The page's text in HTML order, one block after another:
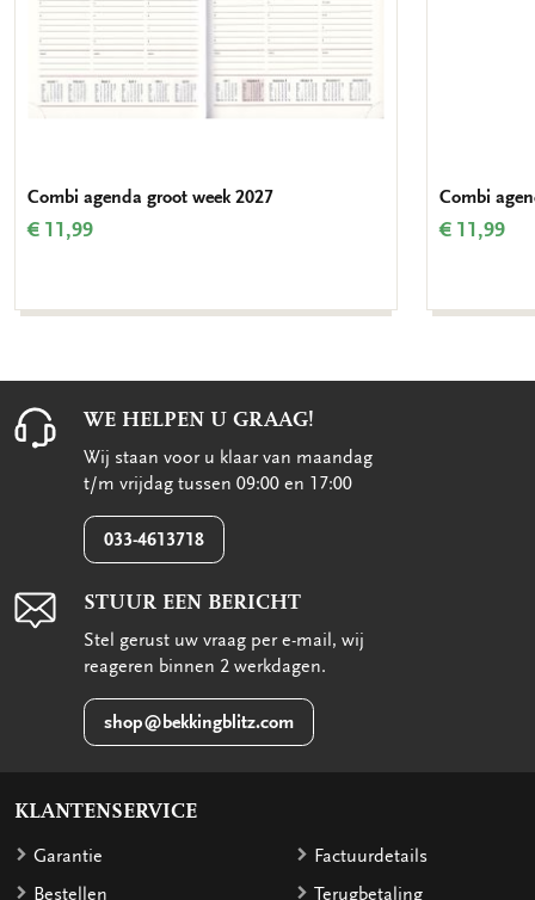
Combi agenda groot week 2027
€ 11,99
Combi
€ 11,99
WE HELPEN U GRAAG!
Wij staan voor u klaar van maandag
t/m vrijdag tussen 09:00 en 17:00
033-4613718
STUUR EEN BERICHT
Stel gerust uw vraag per e-mail, wij
reageren binnen 2 werkdagen.
shop@bekkingblitz.com
KLANTENSERVICE
Garantie
Bestellen
Factuurdetails
Terugbetaling